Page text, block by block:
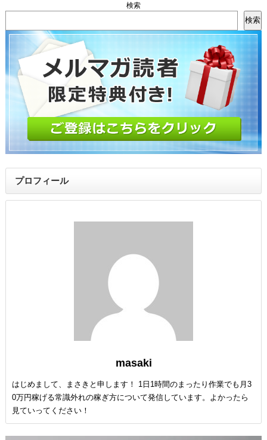
検索
検索
プロフィール
masaki
はじめまして、まさきと申します！ 1日1時間のまったり作業でも月3
0万円稼げる常識外れの稼ぎ方について発信しています。よかったら
見ていってください！